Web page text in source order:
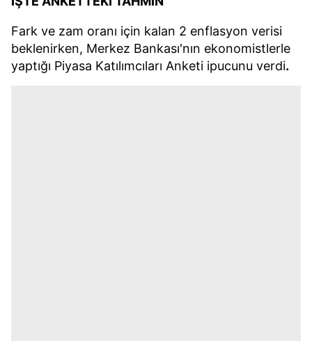
Fark ve zam oranı için kalan 2 enflasyon verisi
beklenirken, Merkez Bankası'nın ekonomistlerle
yaptığı Piyasa Katılımcıları Anketi ipucunu verdi.